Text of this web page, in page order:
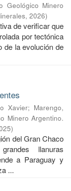
Geológico Minero
, 2026)
de verificar que
por tectónica
de la evolución de
Xavier; Marengo,
Minero Argentino.
)
del Gran Chaco
llanuras
a Paraguay y
...